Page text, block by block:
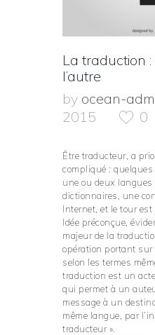
La traduction
l’autre
by ocean-
2015
0
Être traducteur, a
compliqué :
une ou deux langues
dictionnaires, une
Internet, et le tour est
Idée préconçue,
majeur de la
opération portant sur
selon les termes
traduction est un
qui permet à un
message à un
même langue, par
traducteur ».